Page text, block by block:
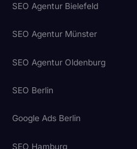
SEO Agentur Bielefeld
SEO Agentur Münster
SEO Agentur Oldenburg
SEO Berlin
Google Ads Berlin
SEO Hamburg